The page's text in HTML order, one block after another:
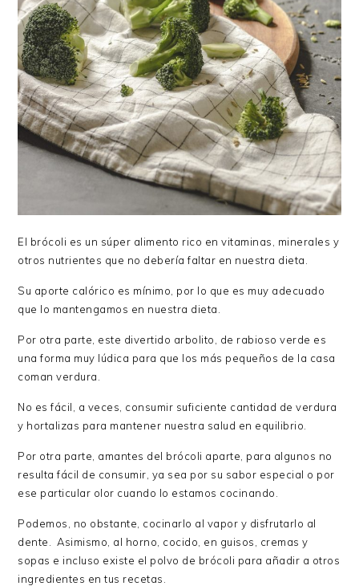
El brócoli es un súper alimento rico en vitaminas, minerales y
otros nutrientes que no debería faltar en nuestra dieta.
Su aporte calórico es mínimo, por lo que es muy adecuado
que lo mantengamos en nuestra dieta.
Por otra parte, este divertido arbolito, de rabioso verde es
una forma muy lúdica para que los más pequeños de la casa
coman verdura.
No es fácil, a veces, consumir suficiente cantidad de verdura
y hortalizas para mantener nuestra salud en equilibrio.
Por otra parte, amantes del brócoli aparte, para algunos no
resulta fácil de consumir, ya sea por su sabor especial o por
ese particular olor cuando lo estamos cocinando.
Podemos, no obstante, cocinarlo al vapor y disfrutarlo al
dente. Asimismo, al horno, cocido, en guisos, cremas y
sopas e incluso existe el polvo de brócoli para añadir a otros
ingredientes en tus recetas.